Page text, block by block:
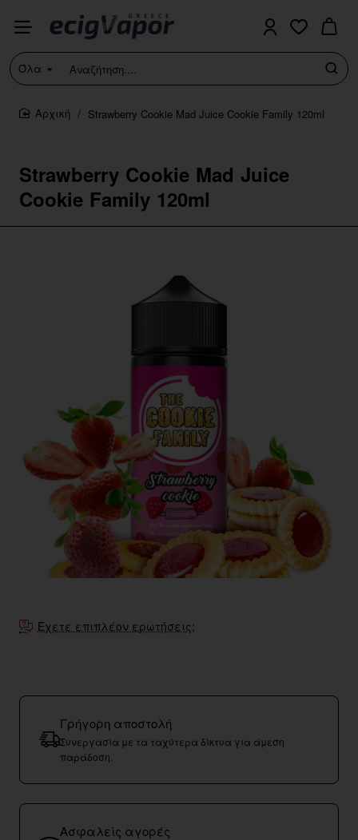
Όλα
Αναζήτηση....
Strawberry Cookie Mad Juice
Cookie Family 120ml
home
Strawberry Cookie Mad Juice Cookie Family 120ml
Έχετε επιπλέον ερωτήσεις;
Γρήγορη αποστολή
Συνεργασία με τα ταχύτερα δίκτυα για άμεση
παράδοση.
Ασφαλείς αγορές